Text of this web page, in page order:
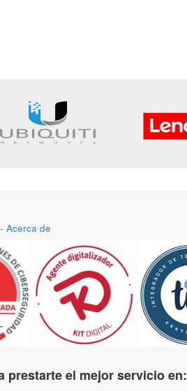
- Acerca de
prestarte el mejor servicio en: